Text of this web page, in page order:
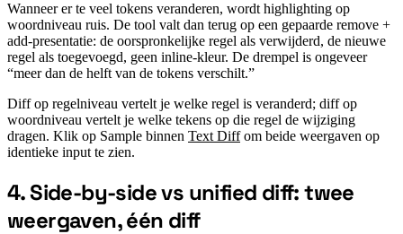
Wanneer er te veel tokens veranderen, wordt highlighting op
woordniveau ruis. De tool valt dan terug op een gepaarde remove +
add-presentatie: de oorspronkelijke regel als verwijderd, de nieuwe
regel als toegevoegd, geen inline-kleur. De drempel is ongeveer
“meer dan de helft van de tokens verschilt.”
Diff op regelniveau vertelt je welke regel is veranderd; diff op
woordniveau vertelt je welke tekens op die regel de wijziging
dragen. Klik op Sample binnen Text Diffom beide weergaven op
identieke input te zien.
#
4. Side-by-side vs unified diff: twee
weergaven, één diff